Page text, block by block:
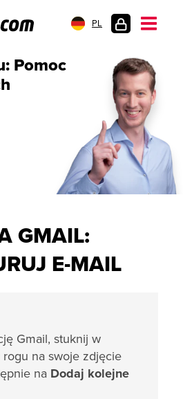
PL
Pomoc
GMAIL:
E-MAIL
Gmail, stuknij w
na swoje zdjęcie
na Dodaj kolejne